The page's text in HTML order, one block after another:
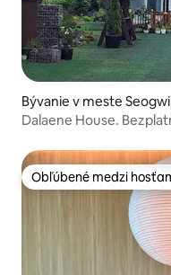
Bývanie v meste
Dalaene House.
dom s výhľadom na
Obľúbené medzi
Obľúbené medzi